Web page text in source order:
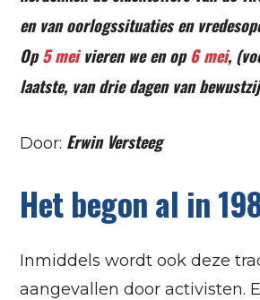
en van oorlogssituaties en
Op5 meivieren we en op6 mei,
laatste, van drie dagen van
Door: Erwin Versteeg
Het begon al in
Inmiddels wordt ook deze
aangevallen door activisten.